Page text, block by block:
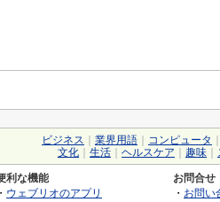
ビジネス 業界用語 コンピュータ
文化
生活 ヘルスケア 趣味
利な機能
・ ウェブリオのアプリ
お問合せ
・ お問い